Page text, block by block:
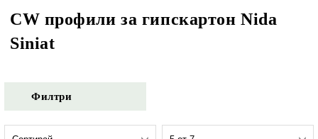
CW профили за гипскартон Nida
Siniat
Филтри